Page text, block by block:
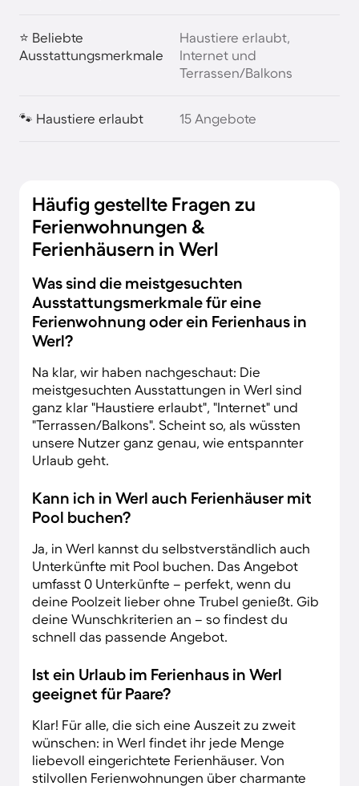
⭐ Beliebte
Ausstattungsmerkmale
Haustiere erlaubt,
Internet und
Terrassen/Balkons
🐾 Haustiere erlaubt 15 Angebote
Häufig gestellte Fragen zu
Ferienwohnungen &
Ferienhäusern in Werl
Was sind die meistgesuchten
Ausstattungsmerkmale für eine
Ferienwohnung oder ein Ferienhaus in
Werl?
Na klar, wir haben nachgeschaut: Die
meistgesuchten Ausstattungen in Werl sind
ganz klar "Haustiere erlaubt", "Internet" und
"Terrassen/Balkons". Scheint so, als wüssten
unsere Nutzer ganz genau, wie entspannter
Urlaub geht.
Kann ich in Werl auch Ferienhäuser mit
Pool buchen?
Ja, in Werl kannst du selbstverständlich auch
Unterkünfte mit Pool buchen. Das Angebot
umfasst 0 Unterkünfte – perfekt, wenn du
deine Poolzeit lieber ohne Trubel genießt. Gib
deine Wunschkriterien an – so findest du
schnell das passende Angebot.
Ist ein Urlaub im Ferienhaus in Werl
geeignet für Paare?
Klar! Für alle, die sich eine Auszeit zu zweit
wünschen: in Werl findet ihr jede Menge
liebevoll eingerichtete Ferienhäuser. Von
stilvollen Ferienwohnungen über charmante